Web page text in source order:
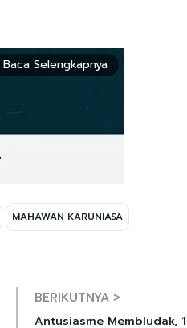
Baca Selengkapnya
MAHAWAN KARUNIASA
BERIKUTNYA >
Antusiasme Membludak,